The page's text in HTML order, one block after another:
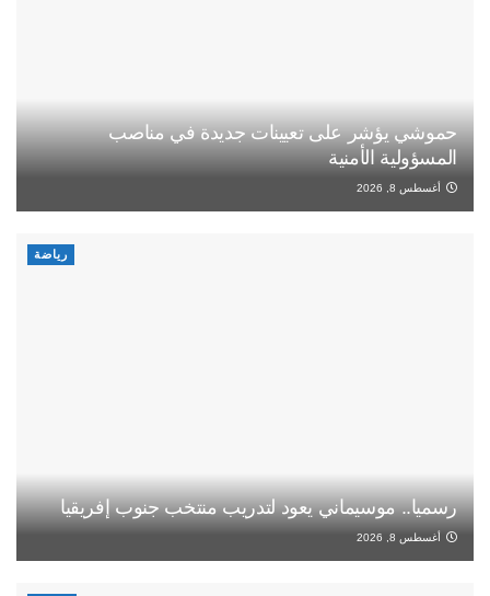
حموشي يؤشر على تعيينات جديدة في مناصب
المسؤولية الأمنية
أغسطس 8, 2026
رياضة
رسميا.. موسيماني يعود لتدريب منتخب جنوب إفريقيا
أغسطس 8, 2026